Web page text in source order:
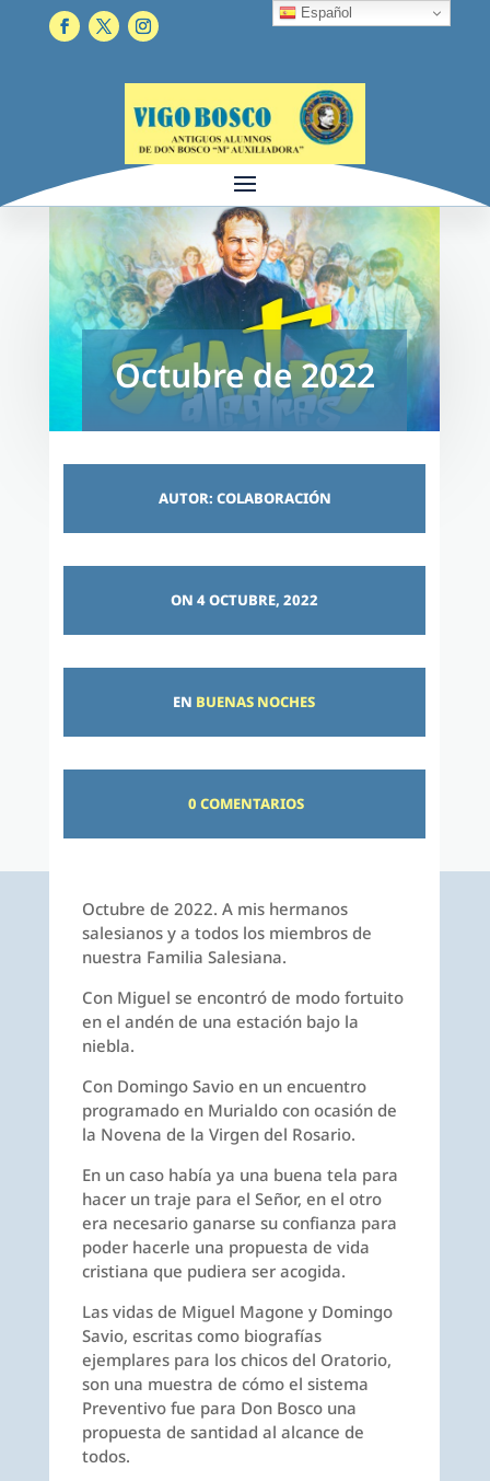
Octubre de 2022
AUTOR: COLABORACIÓN
ON 4 OCTUBRE, 2022
EN BUENAS NOCHES
0 COMENTARIOS
Octubre de 2022. A mis hermanos
salesianos y a todos los miembros de
nuestra Familia Salesiana.
Con Miguel se encontró de modo fortuito
en el andén de una estación bajo la
niebla.
Con Domingo Savio en un encuentro
programado en Murialdo con ocasión de
la Novena de la Virgen del Rosario.
En un caso había ya una buena tela para
hacer un traje para el Señor, en el otro
era necesario ganarse su confianza para
poder hacerle una propuesta de vida
cristiana que pudiera ser acogida.
Las vidas de Miguel Magone y Domingo
Savio, escritas como biografías
ejemplares para los chicos del Oratorio,
son una muestra de cómo el sistema
Preventivo fue para Don Bosco una
propuesta de santidad al alcance de
todos.
Español